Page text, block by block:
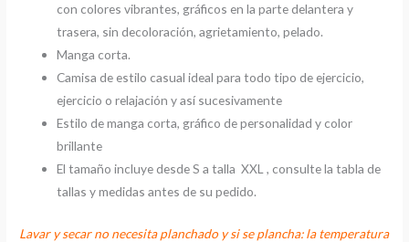
con colores vibrantes, gráficos en la parte delantera y
trasera, sin decoloración, agrietamiento, pelado.
Manga corta.
Camisa de estilo casual ideal para todo tipo de ejercicio,
ejercicio o relajación y así sucesivamente
Estilo de manga corta, gráfico de personalidad y color
brillante
El tamaño incluye desde S a talla XXL , consulte la tabla de
tallas y medidas antes de su pedido.
Lavar y secar no necesita planchado y si se plancha: la temperatura